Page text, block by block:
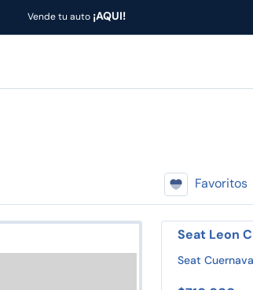
Vende tu auto¡AQUI!
Favoritos
Seat Leon
Seat